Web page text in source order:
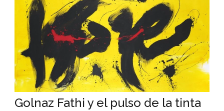
Golnaz Fathi y el pulso de la tinta